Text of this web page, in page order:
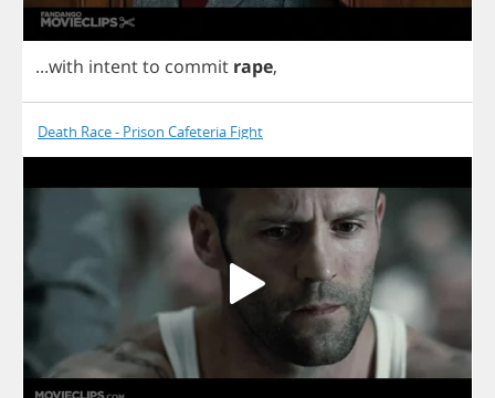
...with intentto commit rape,
Death Race - Prison Cafeteria Fight